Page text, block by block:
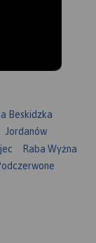
Beskidzka
Jordanów
Raba Wyżna